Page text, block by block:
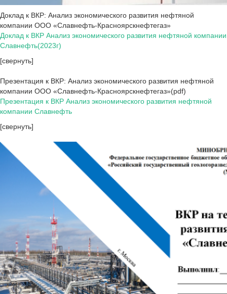
Доклад к ВКР: Анализ экономического развития нефтяной
компании ООО «Славнефть-Красноярскнефтегаз»
Доклад к ВКР Анализ экономического развития нефтяной компании
Славнефть(2023г)
[свернуть]
Презентация к ВКР: Анализ экономического развития нефтяной
компании ООО «Славнефть-Красноярскнефтегаз»(pdf)
Презентация к ВКР Анализ экономического развития нефтяной
компании Славнефть
[свернуть]